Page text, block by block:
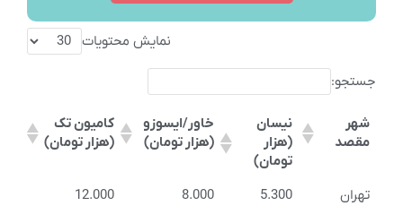
نمایش محتویات
جستجو:
شهر
مقصد
نیسان
(هزار
تومان)
خاور/ایسوزو
(هزار تومان)
کامیون تک
(هزار تومان)
تهران 5.300
8.000
12.000